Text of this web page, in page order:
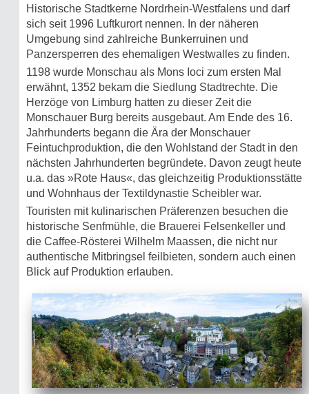
Historische Stadtkerne Nordrhein-Westfalens und darf
sich seit 1996 Luftkurort nennen. In der näheren
Umgebung sind zahlreiche Bunkerruinen und
Panzersperren des ehemaligen Westwalles zu finden.
1198 wurde Monschau als Mons Ioci zum ersten Mal
erwähnt, 1352 bekam die Siedlung Stadtrechte. Die
Herzöge von Limburg hatten zu dieser Zeit die
Monschauer Burg bereits ausgebaut. Am Ende des 16.
Jahrhunderts begann die Ära der Monschauer
Feintuchproduktion, die den Wohlstand der Stadt in den
nächsten Jahrhunderten begründete. Davon zeugt heute
u.a. das »Rote Haus«, das gleichzeitig Produktionsstätte
und Wohnhaus der Textildynastie Scheibler war.
Touristen mit kulinarischen Präferenzen besuchen die
historische Senfmühle, die Brauerei Felsenkeller und
die Caffee-Rösterei Wilhelm Maassen, die nicht nur
authentische Mitbringsel feilbieten, sondern auch einen
Blick auf Produktion erlauben.